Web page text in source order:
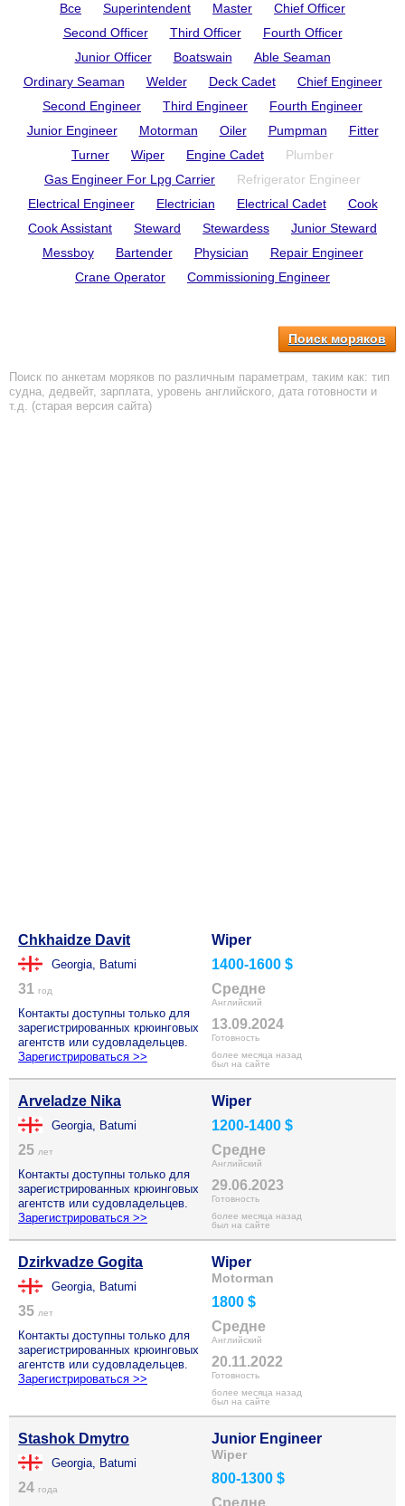
Все Superintendent Master
Chief Officer
Second Officer
Third Officer
Fourth Officer
Junior Officer
Boatswain
Able Seaman
Ordinary Seaman
Welder Deck Cadet
Chief Engineer
Second Engineer
Third Engineer
Fourth Engineer
Junior Engineer
Motorman Oiler Pumpman
Fitter
Turner
Wiper Engine Cadet
Plumber
Gas Engineer For Lpg Carrier
Refrigerator Engineer
Electrical Engineer
Electrician Electrical Cadet
Cook
Cook Assistant
Steward Stewardess
Junior Steward
Messboy
Bartender Physician
Repair Engineer
Crane Operator
Commissioning Engineer
Поиск моряков
Поиск по анкетам моряков по различным параметрам, таким как: тип
судна, дедвейт, зарплата, уровень английского, дата готовности и
т.д. (старая версия сайта)
Chkhaidze Davit
Georgia, Batumi
31 год
Контакты доступны только для
зарегистрированных крюинговых
агентств или судовладельцев.
Зарегистрироваться >>
Wiper
1400-1600 $
Средне
Английский
13.09.2024
Готовность
более месяца назад
был на сайте
Arveladze Nika
Georgia, Batumi
25 лет
Контакты доступны только для
зарегистрированных крюинговых
агентств или судовладельцев.
Зарегистрироваться >>
Wiper
1200-1400 $
Средне
Английский
29.06.2023
Готовность
более месяца назад
был на сайте
Dzirkvadze Gogita
Georgia, Batumi
35 лет
Контакты доступны только для
зарегистрированных крюинговых
агентств или судовладельцев.
Зарегистрироваться >>
Wiper
Motorman
1800 $
Средне
Английский
20.11.2022
Готовность
более месяца назад
был на сайте
Stashok Dmytro
Georgia, Batumi
24 года
Junior Engineer
Wiper
800-1300 $
Средне